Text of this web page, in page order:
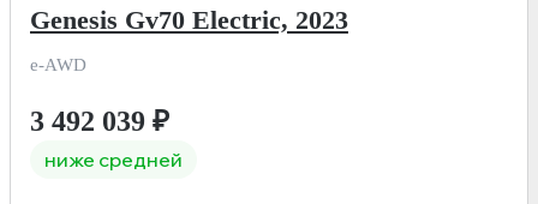
Genesis Gv70 Electric, 2023
e-AWD
3 492 039 ₽
ниже средней